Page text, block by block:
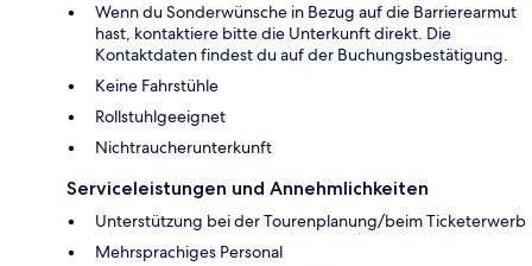
Wenn du Sonderwünsche in Bezug auf die Barrierearmut
hast, kontaktiere bitte die Unterkunft direkt. Die
Kontaktdaten findest du auf der Buchungsbestätigung.
Keine Fahrstühle
Rollstuhlgeeignet
Nichtraucherunterkunft
Serviceleistungen und Annehmlichkeiten
Unterstützung bei der Tourenplanung/beim Ticketerwerb
Mehrsprachiges Personal